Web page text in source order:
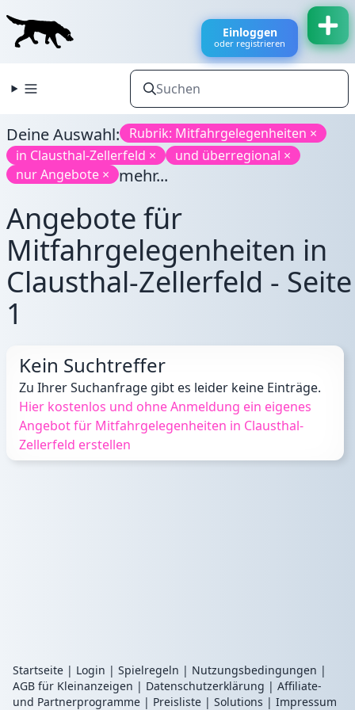
Einloggen
oder registrieren
Deine Auswahl:
Rubrik: Mitfahrgelegenheiten ×
in Clausthal-Zellerfeld ×
und überregional ×
nur Angebote ×
mehr...
Angebote für
Mitfahrgelegenheiten in
Clausthal-Zellerfeld - Seite
1
Kein Suchtreffer
Zu Ihrer Suchanfrage gibt es leider keine Einträge.
Hier kostenlos und ohne Anmeldung ein eigenes
Angebot für Mitfahrgelegenheiten in Clausthal-
Zellerfeld erstellen
Startseite | Login | Spielregeln | Nutzungsbedingungen |
AGB für Kleinanzeigen | Datenschutzerklärung | Affiliate-
und Partnerprogramme | Preisliste | Solutions | Impressum